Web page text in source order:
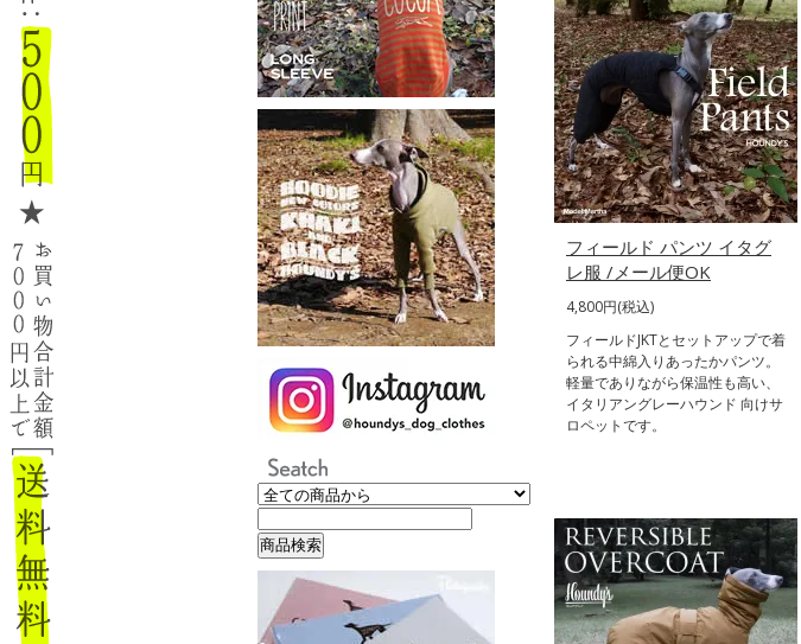
フィールド パンツ イタグ
レ服 /メール便OK
4,800円(税込)
フィールドJKTとセットアップで着
られる中綿入りあったかパンツ。
軽量でありながら保温性も高い、
イタリアングレーハウンド 向けサ
ロペットです。